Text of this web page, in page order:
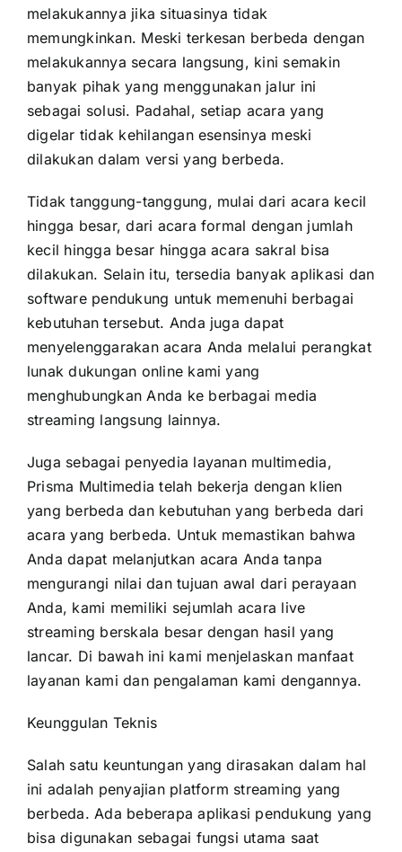
melakukannya jika situasinya tidak
memungkinkan. Meski terkesan berbeda dengan
melakukannya secara langsung, kini semakin
banyak pihak yang menggunakan jalur ini
sebagai solusi. Padahal, setiap acara yang
digelar tidak kehilangan esensinya meski
dilakukan dalam versi yang berbeda.
Tidak tanggung-tanggung, mulai dari acara kecil
hingga besar, dari acara formal dengan jumlah
kecil hingga besar hingga acara sakral bisa
dilakukan. Selain itu, tersedia banyak aplikasi dan
software pendukung untuk memenuhi berbagai
kebutuhan tersebut. Anda juga dapat
menyelenggarakan acara Anda melalui perangkat
lunak dukungan online kami yang
menghubungkan Anda ke berbagai media
streaming langsung lainnya.
Juga sebagai penyedia layanan multimedia,
Prisma Multimedia telah bekerja dengan klien
yang berbeda dan kebutuhan yang berbeda dari
acara yang berbeda. Untuk memastikan bahwa
Anda dapat melanjutkan acara Anda tanpa
mengurangi nilai dan tujuan awal dari perayaan
Anda, kami memiliki sejumlah acara live
streaming berskala besar dengan hasil yang
lancar. Di bawah ini kami menjelaskan manfaat
layanan kami dan pengalaman kami dengannya.
Keunggulan Teknis
Salah satu keuntungan yang dirasakan dalam hal
ini adalah penyajian platform streaming yang
berbeda. Ada beberapa aplikasi pendukung yang
bisa digunakan sebagai fungsi utama saat